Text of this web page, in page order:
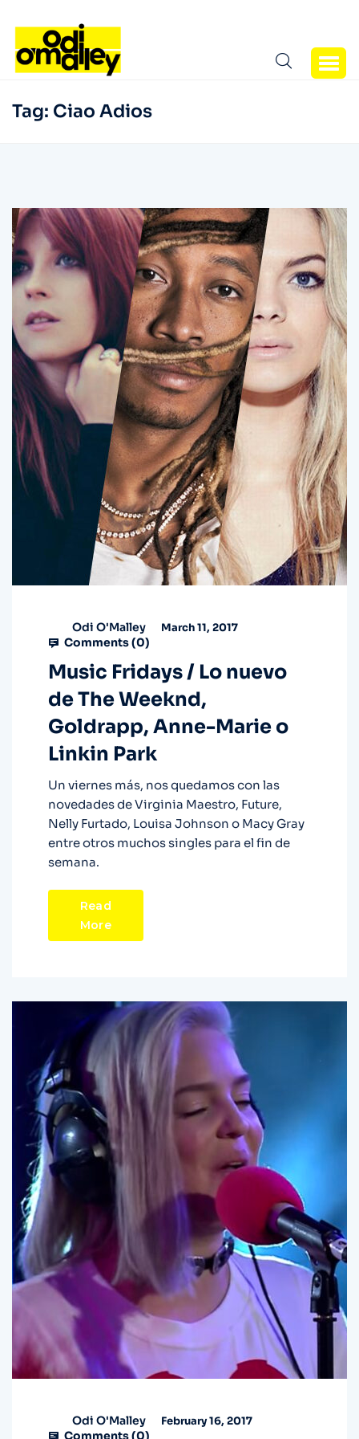
Tag: Ciao Adios
Odi O'Malley March 11, 2017
Comments (0)
Music Fridays / Lo nuevo
de The Weeknd,
Goldrapp, Anne-Marie o
Linkin Park
Un viernes más, nos quedamos con las
novedades de Virginia Maestro, Future,
Nelly Furtado, Louisa Johnson o Macy Gray
entre otros muchos singles para el fin de
semana.
Read
More
Odi O'Malley February 16, 2017
Comments (0)